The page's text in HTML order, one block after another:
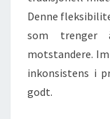
Denne
som trenger
motstandere.
inkonsistens i
godt.